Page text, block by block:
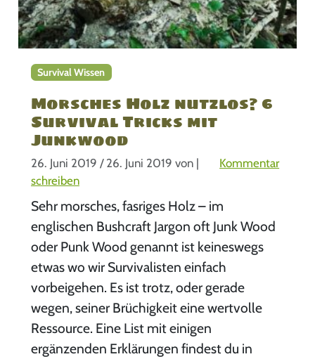
Survival Wissen
Morsches Holz nutzlos? 6
Survival Tricks mit
Junkwood
26. Juni 2019 / 26. Juni 2019 von |
Kommentar
schreiben
Sehr morsches, fasriges Holz – im
englischen Bushcraft Jargon oft Junk Wood
oder Punk Wood genannt ist keineswegs
etwas wo wir Survivalisten einfach
vorbeigehen. Es ist trotz, oder gerade
wegen, seiner Brüchigkeit eine wertvolle
Ressource. Eine List mit einigen
ergänzenden Erklärungen findest du in